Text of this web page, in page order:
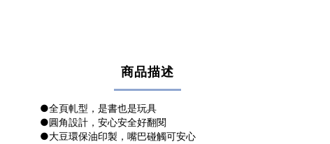
商品描述
●全頁軋型，是書也是玩具
●圓角設計，安心安全好翻閱
●大豆環保油印製，嘴巴碰觸可安心